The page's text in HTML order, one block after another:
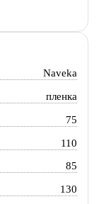
Naveka
пленка
75
110
85
130